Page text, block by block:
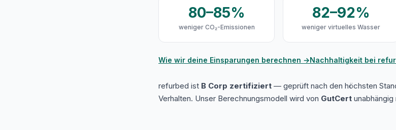
80–85%
weniger CO₂-Emissionen
82–92%
weniger virtuelles Wasser
Wie wir deine Einsparungen berechnen →Nachhaltigkeit bei
refurbed ist B Corp zertifiziert — geprüft nach den höchsten
Verhalten. Unser Berechnungsmodell wird von GutCert unabhängig